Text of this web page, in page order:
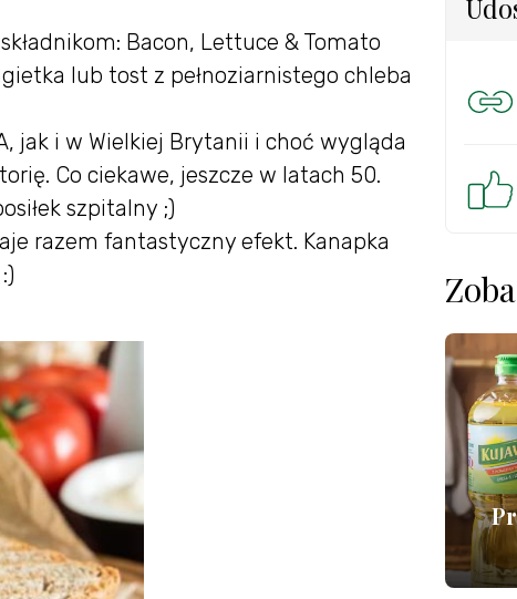
Bacon, Lettuce & Tomato
lub tost z pełnoziarnistego chleba
jak i w Wielkiej Brytanii i choć wygląda
Co ciekawe, jeszcze w latach 50.
szpitalny ;)
razem fantastyczny efekt. Kanapka